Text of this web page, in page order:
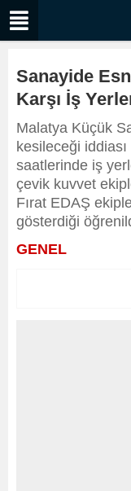
Sanayide
Karşı İş
Malatya Küçük
kesileceği
saatlerinde iş
çevik kuvvet
Fırat EDAŞ
gösterdiği
GENEL